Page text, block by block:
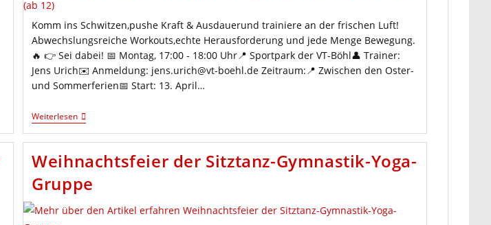
Komm ins Schwitzen,pushe Kraft & Ausdauerund trainiere an der frischen Luft!
Abwechslungsreiche Workouts,echte Herausforderung und jede Menge Bewegung.
🔥 👉 Sei dabei! 📅 Montag, 17:00 - 18:00 Uhr📍 Sportpark der VT-Böhl👤 Trainer:
Jens Urich✉️ Anmeldung: jens.urich@vt-boehl.de Zeitraum:📍 Zwischen den Oster-
und Sommerferien📅 Start: 13. April…
WeiterlesenPOWER
PUR
Training
Für
Jugendliche
(ab
12)
Weihnachtsfeier der Sitztanz-Gymnastik-Yoga-
Gruppe